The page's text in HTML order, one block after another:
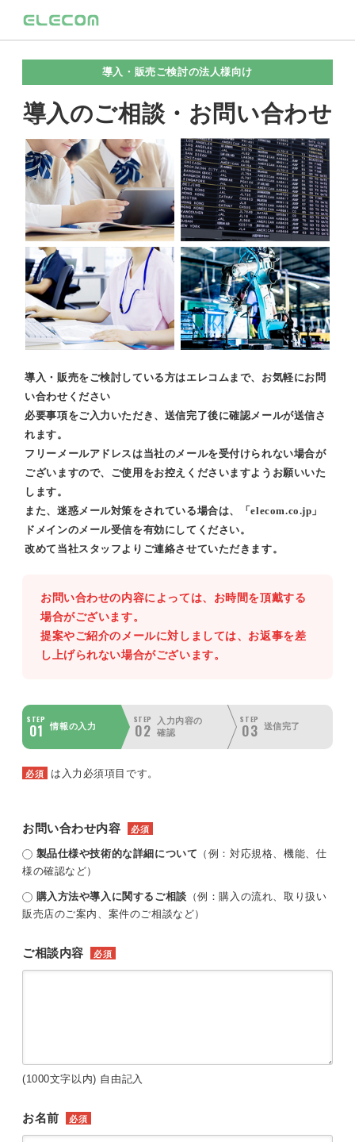
導入・販売ご検討の法人様向け
導入のご相談・お問い合わせ
導入・販売をご検討している方はエレコムまで、お気軽にお問
い合わせください
必要事項をご入力いただき、送信完了後に確認メールが送信さ
れます。
フリーメールアドレスは当社のメールを受付けられない場合が
ございますので、ご使用をお控えくださいますようお願いいた
します。
また、迷惑メール対策をされている場合は、「elecom.co.jp」
ドメインのメール受信を有効にしてください。
改めて当社スタッフよりご連絡させていただきます。
お問い合わせの内容によっては、お時間を頂戴する
場合がございます。
提案やご紹介のメールに対しましては、お返事を差
し上げられない場合がございます。
STEP
01 情報の入力
STEP
02
入力内容の
確認
STEP
03 送信完了
必須 は入力必須項目です。
お問い合わせ内容 必須
製品仕様や技術的な詳細について （例：対応規格、機能、仕
様の確認など）
購入方法や導入に関するご相談 （例：購入の流れ、取り扱い
販売店のご案内、案件のご相談など）
ご相談内容 必須
(1000文字以内) 自由記入
お名前 必須